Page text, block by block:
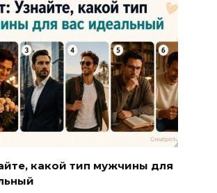
какой тип мужчины для